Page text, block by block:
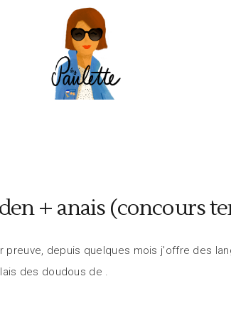
+ anais (concours
depuis quelques mois j'offre des
des doudous de